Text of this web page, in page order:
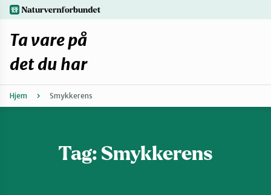
Hopp
til
hovedinnhold
Fiksetips
naturvernforbundet.no
Ta vare på
det du har
Hjem Smykkerens
Tag: Smykkerens